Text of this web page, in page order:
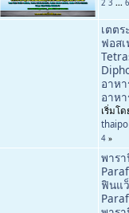
2 3 ... 6
เตต
ฟอส
อาห
อาหา
เริ่มโด
4 »
พาร
ฟินแ